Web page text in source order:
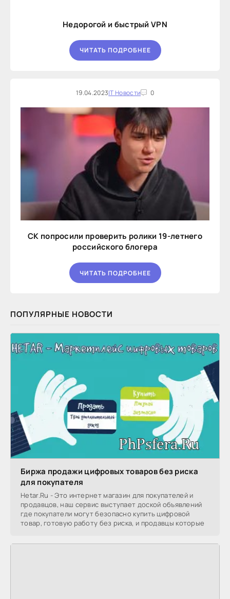
Недорогой и быстрый VPN
ЧИТАТЬ ПОДРОБНЕЕ
19.04.2023IT Новости 0
СК попросили проверить ролики 19-летнего
российского блогера
ЧИТАТЬ ПОДРОБНЕЕ
ПОПУЛЯРНЫЕ НОВОСТИ
Биржа продажи цифровых товаров без риска
для покупателя
Hetar.Ru - Это интернет магазин для покупателей и
продавцов, наш сервис выступает доской объявлений
где покупатели могут безопасно купить цифровой
товар, готовую работу без риска, и продавцы которые